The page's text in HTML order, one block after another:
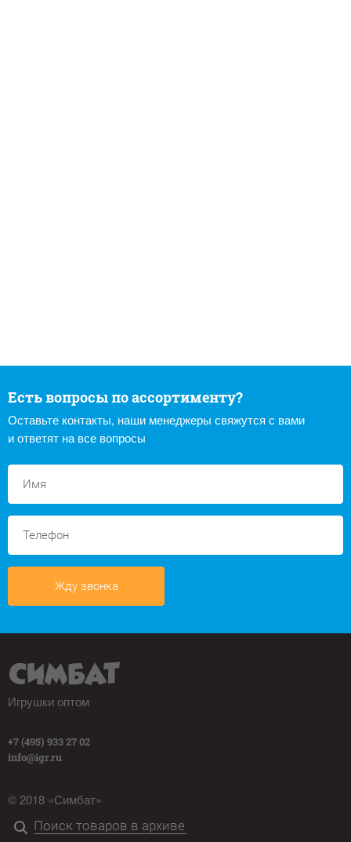
Есть вопросы по ассортименту?
Оставьте контакты, наши менеджеры свяжутся с вами
и ответят на все вопросы
Жду звонка
Игрушки оптом
+7 (495) 933 27 02
info@igr.ru
© 2018 «Симбат»